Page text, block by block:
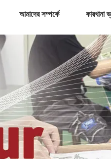
আমাদের সম্পর্কে কারখানা